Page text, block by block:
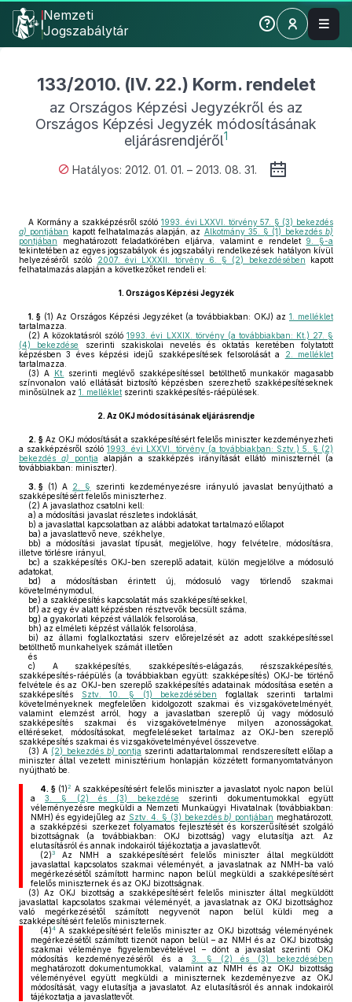
Nemzeti
Jogszabálytár
133/2010. (IV. 22.) Korm. rendelet
az Országos Képzési Jegyzékről és az
Országos Képzési Jegyzék módosításának
eljárásrendjéről1
Hatályos: 2012. 01. 01. – 2013. 08. 31.
A Kormány a szakképzésről szóló 1993. évi LXXVI. törvény 57. § (3) bekezdés
a) pontjában kapott felhatalmazás alapján, az Alkotmány 35. § (1) bekezdésb)
pontjában meghatározott feladatkörében eljárva, valamint e rendelet 9. §-a
tekintetében az egyes jogszabályok és jogszabályi rendelkezések hatályon kívül
helyezéséről szóló
2007. évi LXXXII. törvény 6. § (2) bekezdésében kapott
felhatalmazás alapján a következőket rendeli el:
1. Országos Képzési Jegyzék
1. § (1) Az Országos Képzési Jegyzéket (a továbbiakban: OKJ) az 1. melléklet
tartalmazza.
(2) A közoktatásról szóló1993. évi LXXIX. törvény (a továbbiakban: Kt.) 27. §
(4) bekezdése
szerinti szakiskolai nevelés és oktatás keretében folytatott
képzésben 3 éves képzési idejű szakképesítések felsorolását a
2. melléklet
tartalmazza.
(3) A Kt.
szerinti meglévő szakképesítéssel betölthető munkakör magasabb
színvonalon való ellátását biztosító képzésben szerezhető szakképesítéseknek
minősülnek az 1. melléklet szerinti szakképesítés-ráépülések.
2. Az OKJ módosításának eljárásrendje
2. § Az OKJ módosítását a szakképesítésért felelős miniszter kezdeményezheti
a szakképzésről szóló1993. évi LXXVI. törvény (a továbbiakban: Sztv.) 5. § (2)
bekezdés a) pontja alapján a szakképzés irányítását ellátó miniszternél (a
továbbiakban: miniszter).
3. § (1) A 2. §
szerinti kezdeményezésre irányuló javaslat benyújtható a
szakképesítésért felelős miniszterhez.
(2) A javaslathoz csatolni kell:
a) a módosítási javaslat részletes indoklását,
b) a javaslattal kapcsolatban az alábbi adatokat tartalmazó előlapot
ba) a javaslattevő neve, székhelye,
bb) a módosítási javaslat típusát, megjelölve, hogy felvételre, módosításra,
illetve törlésre irányul,
bc) a szakképesítés OKJ-ben szereplő adatait, külön megjelölve a módosuló
adatokat,
bd) a módosításban érintett új, módosuló vagy törlendő szakmai
követelménymodul,
be) a szakképesítés kapcsolatát más szakképesítésekkel,
bf) az egy év alatt képzésben résztvevők becsült száma,
bg) a gyakorlati képzést vállalók felsorolása,
bh) az elméleti képzést vállalók felsorolása,
bi) az állami foglalkoztatási szerv előrejelzését az adott szakképesítéssel
betölthető munkahelyek számát illetően
és
c) A szakképesítés, szakképesítés-elágazás, részszakképesítés,
szakképesítés-ráépülés (a továbbiakban együtt: szakképesítés) OKJ-be történő
felvétele és az OKJ-ben szereplő szakképesítés adatainak módosítása esetén a
szakképesítés
Sztv. 10. § (1) bekezdésében foglaltak szerinti tartalmi
követelményeknek megfelelően kidolgozott szakmai és vizsgakövetelményét,
valamint elemzést arról, hogy a javaslatban szereplő új vagy módosuló
szakképesítés szakmai és vizsgakövetelménye milyen azonosságokat,
eltéréseket, módosításokat, megfeleléseket tartalmaz az OKJ-ben szereplő
szakképesítés szakmai és vizsgakövetelményével összevetve.
(3) A (2) bekezdés b) pontja szerinti adattartalommal rendszeresített előlap a
miniszter által vezetett minisztérium honlapján közzétett formanyomtatványon
nyújtható be.
4. §(1)2 A szakképesítésért felelős miniszter a javaslatot nyolc napon belül
a 3. § (2) és (3) bekezdése szerinti dokumentumokkal együtt
véleményezésre megküldi a Nemzeti Munkaügyi Hivatalnak (továbbiakban:
NMH) és egyidejűleg az Sztv. 4. § (3) bekezdésb) pontjában meghatározott,
a szakképzési szerkezet folyamatos fejlesztését és korszerűsítését szolgáló
bizottságnak (a továbbiakban: OKJ bizottság) vagy elutasítja azt. Az
elutasításról és annak indokairól tájékoztatja a javaslattevőt.
(2)3Az NMH a szakképesítésért felelős miniszter által megküldött
javaslattal kapcsolatos szakmai véleményét, a javaslatnak az NMH-ba való
megérkezésétől számított harminc napon belül megküldi a szakképesítésért
felelős miniszternek és az OKJ bizottságnak.
(3) Az OKJ bizottság a szakképesítésért felelős miniszter által megküldött
javaslattal kapcsolatos szakmai véleményét, a javaslatnak az OKJ bizottsághoz
való megérkezésétől számított negyvenöt napon belül küldi meg a
szakképesítésért felelős miniszternek.
(4)4A szakképesítésért felelős miniszter az OKJ bizottság véleményének
megérkezésétől számított tizenöt napon belül – az NMH és az OKJ bizottság
szakmai véleménye figyelembevételével – dönt a javaslat szerinti OKJ
módosítás kezdeményezéséről és a 3. § (2) és (3) bekezdésében
meghatározott dokumentumokkal, valamint az NMH és az OKJ bizottság
véleményével együtt megküldi a miniszternek kezdeményezve az OKJ
módosítását, vagy elutasítja a javaslatot. Az elutasításról és annak indokairól
tájékoztatja a javaslattevőt.